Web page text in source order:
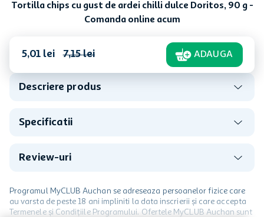
Tortilla chips cu gust de ardei chilli dulce Doritos, 90 g -
Comanda online acum
5,01 lei 7,15 lei ADAUGA
Descriere produs
Specificatii
Review-uri
Programul MyCLUB Auchan se adreseaza persoanelor fizice care
au varsta de peste 18 ani impliniti la data inscrierii și care accepta
Termenele și Condițiile Programului. Ofertele MyCLUB Auchan sunt